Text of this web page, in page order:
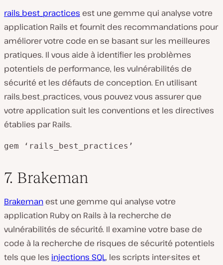
rails_best_practices est une gemme qui analyse votre
application Rails et fournit des recommandations pour
améliorer votre code en se basant sur les meilleures
pratiques. Il vous aide à identifier les problèmes
potentiels de performance, les vulnérabilités de
sécurité et les défauts de conception. En utilisant
rails_best_practices, vous pouvez vous assurer que
votre application suit les conventions et les directives
établies par Rails.
gem ‘rails_best_practices’
7. Brakeman
Brakeman est une gemme qui analyse votre
application Ruby on Rails à la recherche de
vulnérabilités de sécurité. Il examine votre base de
code à la recherche de risques de sécurité potentiels
tels que les injections SQL, les scripts inter-sites et